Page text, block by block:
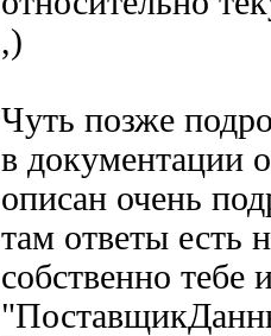
,)
Чуть позже
в документации
описан очень
там ответы
собственно тебе